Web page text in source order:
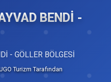
BENDİ -
- GÖLLER BÖLGESİ
Turizm Tarafından